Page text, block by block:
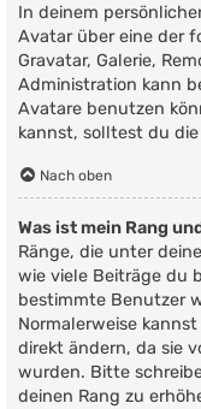
In deinem
Avatar über eine der
Gravatar, Galerie,
Administration kann
Avatare benutzen
kannst, solltest du
Nach oben
Was ist mein Rang
Ränge, die unter
wie viele Beiträge du
bestimmte Benutzer
Normalerweise
direkt ändern, da sie
wurden. Bitte
deinen Rang zu